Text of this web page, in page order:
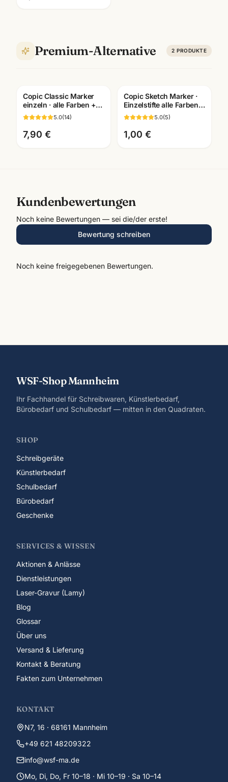
Premium-Alternative 2 PRODUKTE
Copic Classic Marker
einzeln · alle Farben +
Blender ·
Künstlerbedarf
Mannheim
5.0(14)
7,90 €
Copic Sketch Marker ·
Einzelstifte alle Farben
E0000-110 ·
Künstlerbedarf
Mannheim
5.0(5)
1,00 €
Kundenbewertungen
Noch keine Bewertungen — sei die/der erste!
Bewertung schreiben
Noch keine freigegebenen Bewertungen.
WSF-Shop Mannheim
Ihr Fachhandel für Schreibwaren, Künstlerbedarf,
Bürobedarf und Schulbedarf — mitten in den Quadraten.
SHOP
Schreibgeräte
Künstlerbedarf
Schulbedarf
Bürobedarf
Geschenke
SERVICES & WISSEN
Aktionen & Anlässe
Dienstleistungen
Laser-Gravur (Lamy)
Blog
Glossar
Über uns
Versand & Lieferung
Kontakt & Beratung
Fakten zum Unternehmen
KONTAKT
N7, 16 · 68161 Mannheim
+49 621 48209322
info@wsf-ma.de
Mo, Di, Do, Fr 10–18 · Mi 10–19 · Sa 10–14